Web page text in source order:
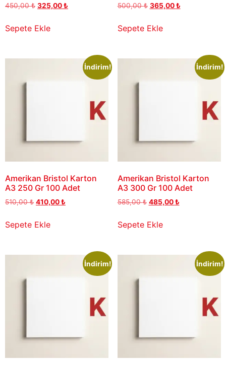
450,00₺ 325,00₺
Sepete Ekle
500,00₺ 365,00₺
Sepete Ekle
İndirim!
Amerikan Bristol Karton
A3 250 Gr 100 Adet
510,00₺ 410,00₺
Sepete Ekle
İndirim!
Amerikan Bristol Karton
A3 300 Gr 100 Adet
585,00₺ 485,00₺
Sepete Ekle
İndirim! İndirim!